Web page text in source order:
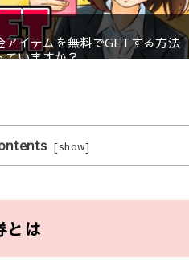
アイテムを無料でGETする方法
ていますか？
[show]
とは